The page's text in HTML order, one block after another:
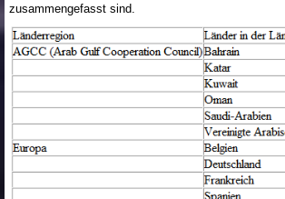
zusammengefasst sind.